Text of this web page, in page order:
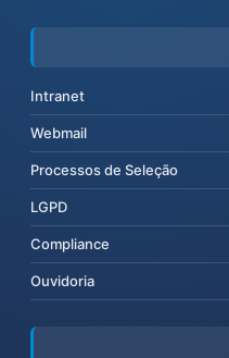
Intranet
Webmail
Processos de Seleção
LGPD
Compliance
Ouvidoria